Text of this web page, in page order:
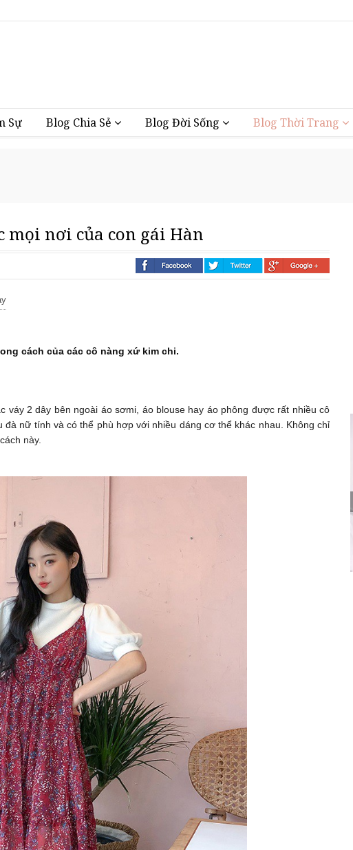
Tàu
Sự Blog Chia Sẻ Blog Đời Sống Blog Thời Trang
nơi của con gái Hàn
cách của các cô nàng xứ kim chi.
váy 2 dây bên ngoài áo sơmi, áo blouse hay áo phông được rất nhiều cô
nữ tính và có thể phù hợp với nhiều dáng cơ thể khác nhau. Không chỉ
này.